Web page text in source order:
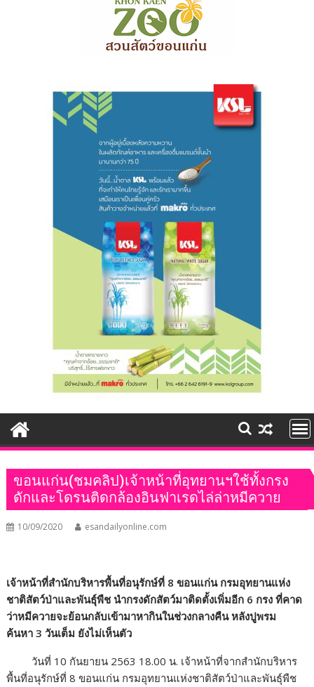
ขอนแก่น(ชมคลิป)เจ้าหน้าที่อุทยานฯใช้ทั้งกรง
ดักและโดรนติดกล้องอินฟาเรดไล่ล่าหมีควาย
10/09/2020 esandailyonline.com
เจ้าหน้าที่สำนักบริหารพื้นที่อนุรักษ์ที่ 8ขอนแก่น กรมอุทยานแห่ง
ชาติสัตว์ป่าและพันธุ์พืช นำกรงดักสัตว์มาติดตั้งเพิ่มอีก 6 กรง ที่คาด
ว่าหมีควายจะย้อนกลับเข้ามาหากินในช่วงกลางคืน หลังปูพรม
ค้นหา3วันเต็ม ยังไม่เห็นตัว
วันที่ 10 กันยายน 2563 18.00 น. เจ้าหน้าที่จากสำนักบริหาร
พื้นที่อนุรักษ์ที่ 8 ขอนแก่น กรมอุทยานแห่งชาติสัตว์ป่าและพันธุ์พืช